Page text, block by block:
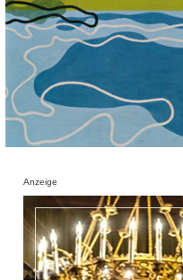
Anzeige